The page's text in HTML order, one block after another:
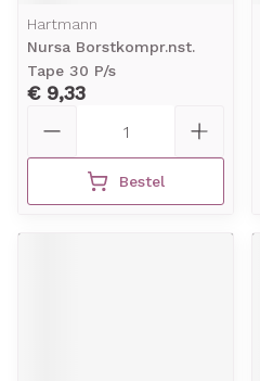
Hartmann
Nursa Borstkompr.nst.
Tape 30 P/s
€ 9,33
Bestel